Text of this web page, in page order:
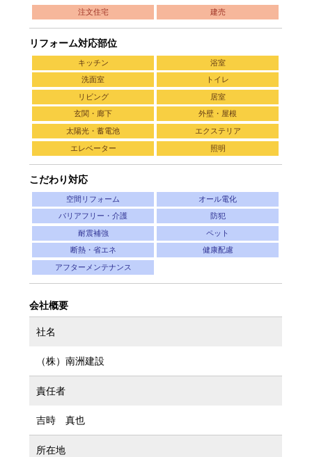
注文住宅 建売
リフォーム対応部位
キッチン 浴室
洗面室 トイレ
リビング 居室
玄関・廊下 外壁・屋根
太陽光・蓄電池 エクステリア
エレベーター 照明
こだわり対応
空間リフォーム オール電化
バリアフリー・介護 防犯
耐震補強 ペット
断熱・省エネ 健康配慮
アフターメンテナンス
会社概要
社名
（株）南洲建設
責任者
吉時 真也
所在地